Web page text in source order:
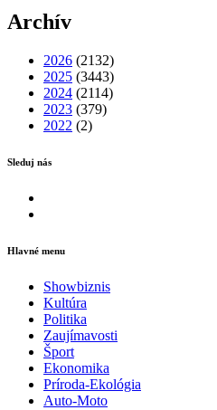
Archív
2026 (2132)
2025 (3443)
2024 (2114)
2023 (379)
2022 (2)
Sleduj nás
Hlavné menu
Showbiznis
Kultúra
Politika
Zaujímavosti
Šport
Ekonomika
Príroda-Ekológia
Auto-Moto